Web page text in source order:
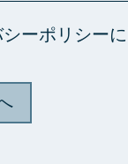
間】
ーポリシー